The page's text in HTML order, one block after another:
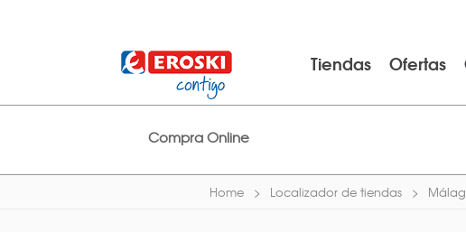
Tiendas Ofertas
Compra Online
Home Localizador de tiendas